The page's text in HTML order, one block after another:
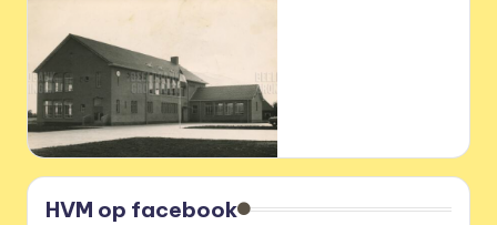
HVM op facebook